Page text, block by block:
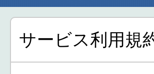
サービス利用規